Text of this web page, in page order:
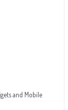
and Mobile